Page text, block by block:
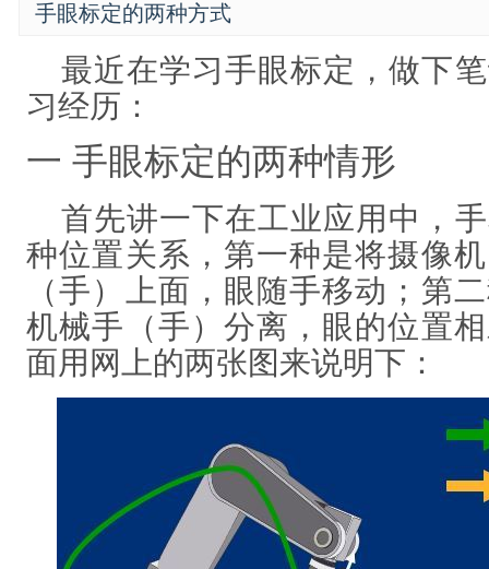
手眼标定的两种方式
最近在学习手眼标定，做下
习经历：
一 手眼标定的两种情形
首先讲一下在工业应用中，
种位置关系，第一种是将摄像
（手）上面，眼随手移动；第
机械手（手）分离，眼的位置
面用网上的两张图来说明下：